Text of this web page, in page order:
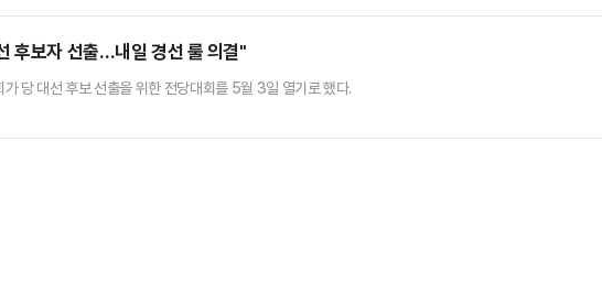
신문했다.앞서 재심 개시 여부를 판단한 재판부는 "당시 수사 검사가 진술의 앞뒤가 안 맞는 정황을 꿰맞추
후보자 선출…내일 경선 룰 의결"
당 대선 후보 선출을 위한 전당대회를 5월 3일 열기로 했다.